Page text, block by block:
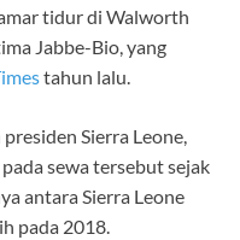
tidur di Walworth
Jabbe-Bio, yang
tahun lalu.
Sierra Leone,
sewa tersebut sejak
antara Sierra Leone
pada 2018.